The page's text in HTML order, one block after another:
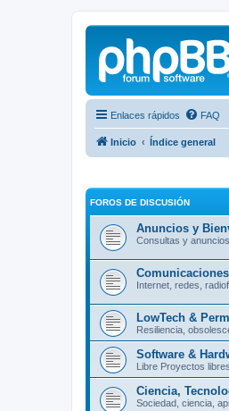
Enlaces rápidos FAQ
Inicio Índice general
FOROS DE DISCUSIÓN
Anuncios y
Consultas y
Internet, redes,
LowTech &
Resiliencia,
Software &
Libre Proyectos
Ciencia,
Sociedad, ciencia,